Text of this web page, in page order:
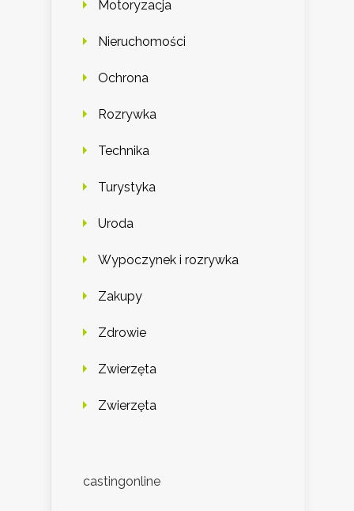
Motoryzacja
Nieruchomości
Ochrona
Rozrywka
Technika
Turystyka
Uroda
Wypoczynek i rozrywka
Zakupy
Zdrowie
Zwierzęta
Zwierzęta
castingonline